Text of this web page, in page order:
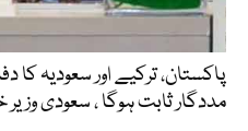
پاکستان، ترکیے اور سعودیہ کا
مددگار ثابت ہوگا ، سعودی وزیر